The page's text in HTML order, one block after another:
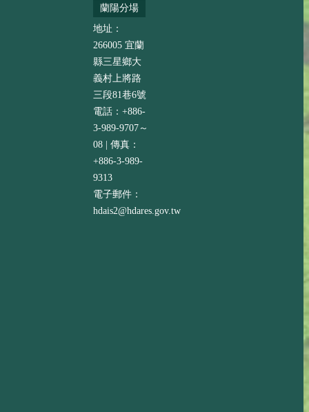
蘭陽分場
地址：
266005 宜蘭
縣三星鄉大
義村上將路
三段81巷6號
電話：+886-
3-989-9707～
08 | 傳真：
+886-3-989-
9313
電子郵件：
hdais2@hdares.gov.tw